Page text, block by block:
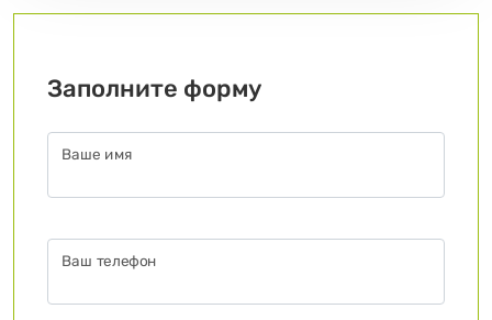
Заполните форму
Ваше имя
Ваш телефон